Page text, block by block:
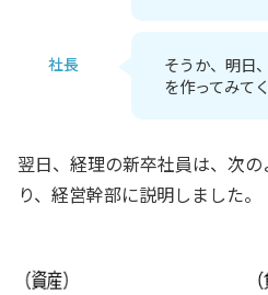
社長
そうか、明日
を作ってみて
翌日、経理の新卒社員は、次
り、経営幹部に説明しました。